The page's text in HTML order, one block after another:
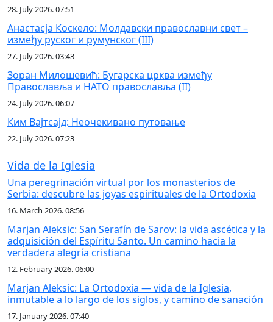
28. July 2026. 07:51
Анастасја Коскело: Молдавски православни свет –
између руског и румунског (III)
27. July 2026. 03:43
Зоран Милошевић: Бугарска црква између
Православља и НАТО православља (II)
24. July 2026. 06:07
Ким Вајтсајд: Неочекивано путовање
22. July 2026. 07:23
Vida de la Iglesia
Una peregrinación virtual por los monasterios de
Serbia: descubre las joyas espirituales de la Ortodoxia
16. March 2026. 08:56
Marjan Aleksic: San Serafín de Sarov: la vida ascética y la
adquisición del Espíritu Santo. Un camino hacia la
verdadera alegría cristiana
12. February 2026. 06:00
Marjan Aleksic: La Ortodoxia — vida de la Iglesia,
inmutable a lo largo de los siglos, y camino de sanación
17. January 2026. 07:40